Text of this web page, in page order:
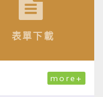
表單下載
more+